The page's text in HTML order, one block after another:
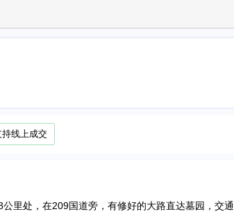
持线上成交
处，在209国道旁，有修好的大路直达墓园，交